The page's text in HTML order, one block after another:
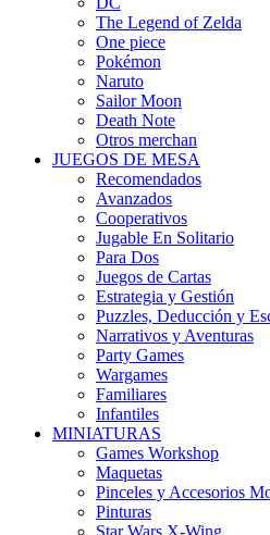
The Legend of Zelda
One piece
Pokémon
Naruto
Sailor Moon
Death Note
Otros merchan
JUEGOS DE MESA
Recomendados
Avanzados
Cooperativos
Jugable En Solitario
Para Dos
Juegos de Cartas
Estrategia y Gestión
Puzzles, Deducción y
Narrativos y Aventuras
Party Games
Wargames
Familiares
Infantiles
MINIATURAS
Games Workshop
Maquetas
Pinceles y Accesorios
Pinturas
Star Wars X-Wing